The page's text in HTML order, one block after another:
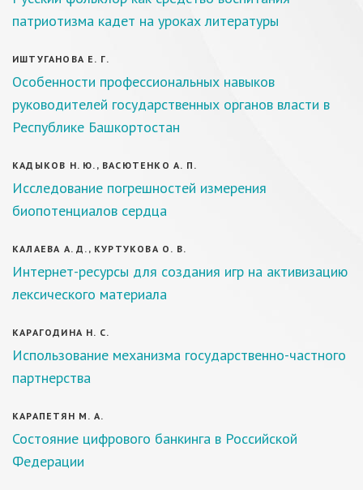
патриотизма кадет на уроках литературы
ИШТУГАНОВА Е. Г.
Особенности профессиональных навыков
руководителей государственных органов власти в
Республике Башкортостан
КАДЫКОВ Н. Ю., ВАСЮТЕНКО А. П.
Исследование погрешностей измерения
биопотенциалов сердца
КАЛАЕВА А. Д., КУРТУКОВА О. В.
Интернет-ресурсы для создания игр на активизацию
лексического материала
КАРАГОДИНА Н. С.
Использование механизма государственно-частного
партнерства
КАРАПЕТЯН М. А.
Состояние цифрового банкинга в Российской
Федерации